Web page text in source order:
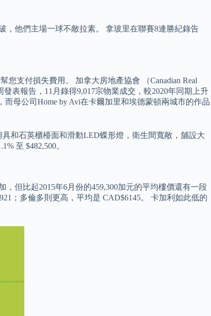
，他們主場一球不敵拉素。 拿玻里在聯賽8連勝紀錄告
支付損失費用。 加拿大房地產協會 （Canadian Real
表報告，11月錄得9,017宗物業成交，較2020年同期上升
母公司Home by Avi在卡爾加里和埃德蒙頓兩城市的作品
和石英櫃檯面和滑動LED蝶形燈，衛生間寬敞，舖設大
至 $482,500。
但比起2015年6月份的459,300加元的平均樓價還有一段
；多倫多則更高，平均是 CAD$6145。 卡加利如此低的